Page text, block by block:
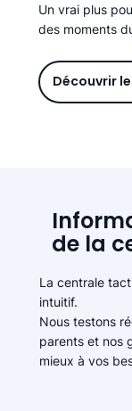
Un vrai plus
des moments
Découvrir
de la
La centrale
intuitif.
Nous testons
parents et nos
mieux à vos